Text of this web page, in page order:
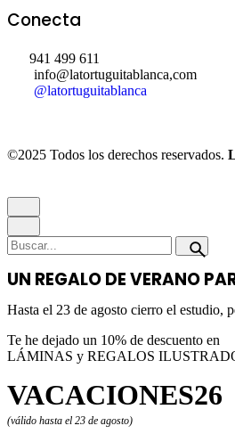
Conecta
941 499 611
info@latortuguitablanca,com
@latortuguitablanca
©2025 Todos los derechos reservados.
UN REGALO DE VERANO
Hasta el 23 de agosto cierro el estudio,
Te he dejado un 10% de descuento en
LÁMINAS y REGALOS
VACACIONES26
(válido hasta el 23 de agosto)